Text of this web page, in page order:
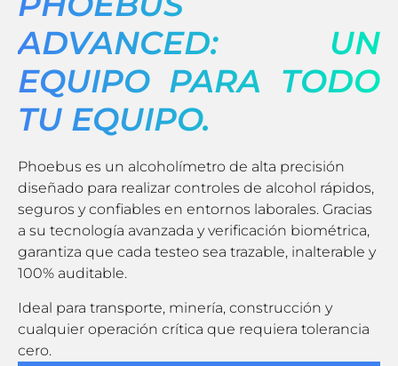
ADVANCED: UN
EQUIPO PARA TODO
TU EQUIPO.
Phoebus es un alcoholímetro de alta precisión
diseñado para realizar controles de alcohol rápidos,
seguros y confiables en entornos laborales. Gracias
a su tecnología avanzada y verificación biométrica,
garantiza que cada testeo sea trazable, inalterable y
100% auditable.
Ideal para transporte, minería, construcción y
cualquier operación crítica que requiera tolerancia
cero.